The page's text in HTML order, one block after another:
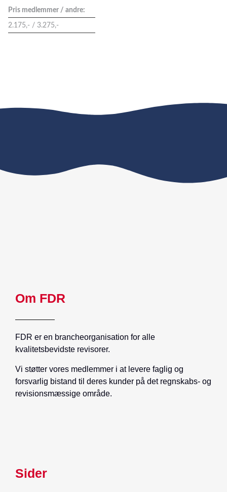
Pris medlemmer / andre:
2.175,- / 3.275,-
Om FDR
FDR er en brancheorganisation for alle
kvalitetsbevidste revisorer.
Vi støtter vores medlemmer i at levere faglig og
forsvarlig bistand til deres kunder på det regnskabs- og
revisionsmæssige område.
Sider